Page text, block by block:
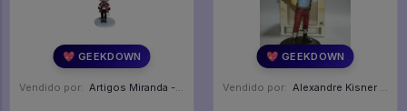
💖 GEEKDOWN
Vendido por: Artigos Miranda - RJ
💖 GEEKDOWN
Vendido por: Alexandre Kisner - PR